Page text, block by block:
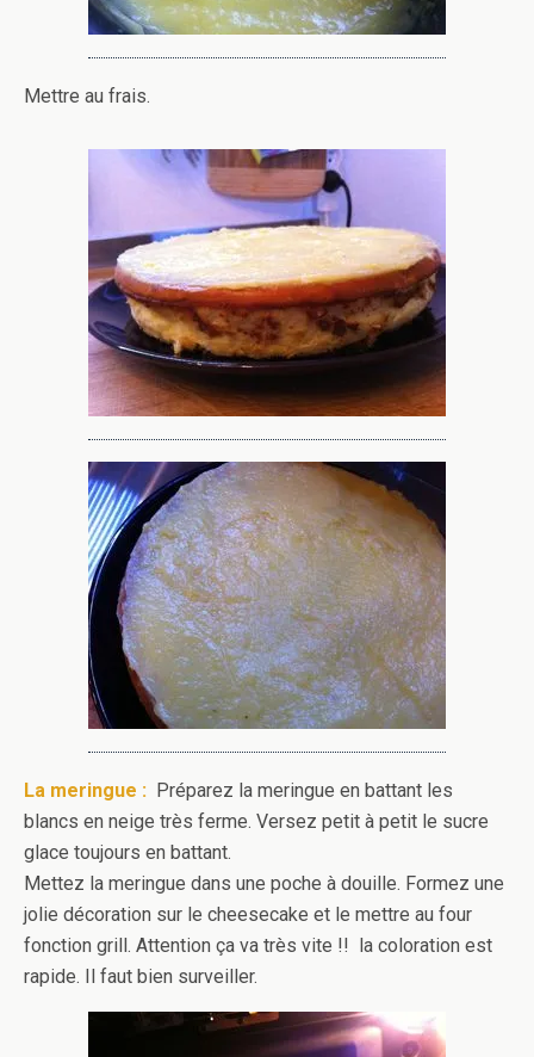
Mettre au frais.
La meringue : Préparez la meringue en battant les
blancs en neige très ferme. Versez petit à petit le sucre
glace toujours en battant.
Mettez la meringue dans une poche à douille. Formez une
jolie décoration sur le cheesecake et le mettre au four
fonction grill. Attention ça va très vite !! la coloration est
rapide. Il faut bien surveiller.